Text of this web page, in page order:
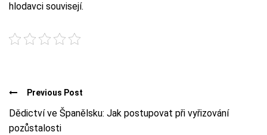
hlodavci souvisejí.
Previous Post
Dědictví ve Španělsku: Jak postupovat při vyřizování
pozůstalosti